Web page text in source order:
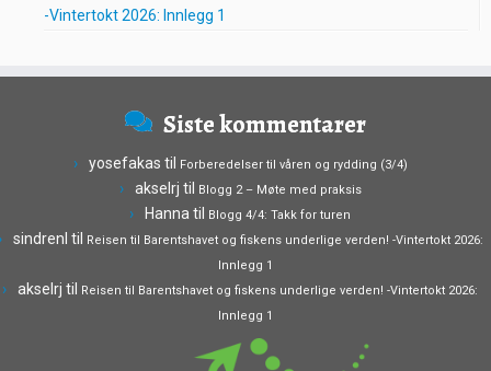
-Vintertokt 2026: Innlegg 1
Siste kommentarer
yosefakas til Forberedelser til våren og rydding (3/4)
akselrj til Blogg 2 – Møte med praksis
Hanna til Blogg 4/4: Takk for turen
sindrenl til Reisen til Barentshavet og fiskens underlige verden! -Vintertokt 2026:
Innlegg 1
akselrj til Reisen til Barentshavet og fiskens underlige verden! -Vintertokt 2026:
Innlegg 1